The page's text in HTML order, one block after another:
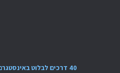
40 דרכים לבלוט באינסטגרם – וברשת